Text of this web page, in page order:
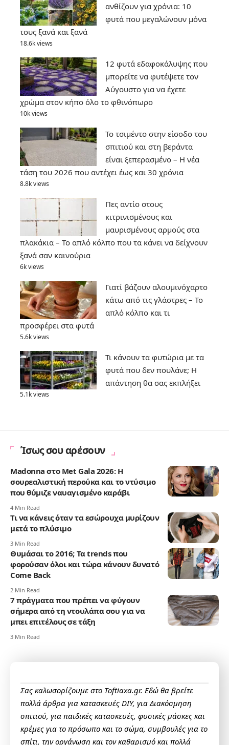
ανθίζουν για χρόνια: 10
φυτά που μεγαλώνουν μόνα
τους ξανά και ξανά
18.6k views
12 φυτά εδαφοκάλυψης που
μπορείτε να φυτέψετε τον
Αύγουστο για να έχετε
χρώμα στον κήπο όλο το φθινόπωρο
10k views
Το τσιμέντο στην είσοδο του
σπιτιού και στη βεράντα
είναι ξεπερασμένο – Η νέα
τάση του 2026 που αντέχει έως και 30 χρόνια
8.8k views
Πες αντίο στους
κιτρινισμένους και
μαυρισμένους αρμούς στα
πλακάκια – Το απλό κόλπο που τα κάνει να δείχνουν
ξανά σαν καινούρια
6k views
Γιατί βάζουν αλουμινόχαρτο
κάτω από τις γλάστρες – Το
απλό κόλπο και τι
προσφέρει στα φυτά
5.6k views
Τι κάνουν τα φυτώρια με τα
φυτά που δεν πουλάνε; Η
απάντηση θα σας εκπλήξει
5.1k views
Ίσως σου αρέσουν
Madonna στο Met Gala 2026: Η
σουρεαλιστική περούκα και το ντύσιμο
που θύμιζε ναυαγισμένο καράβι
4 Min Read
Τι να κάνεις όταν τα εσώρουχα μυρίζουν
μετά το πλύσιμο
3 Min Read
Θυμάσαι το 2016; Τα trends που
φορούσαν όλοι και τώρα κάνουν δυνατό
Come Back
2 Min Read
7 πράγματα που πρέπει να φύγουν
σήμερα από τη ντουλάπα σου για να
μπει επιτέλους σε τάξη
3 Min Read
Σας καλωσορίζουμε στο Toftiaxa.gr. Εδώ θα βρείτε
πολλά άρθρα για κατασκευές DIY, για Διακόσμηση
σπιτιού, για παιδικές κατασκευές, φυσικές μάσκες και
κρέμες για το πρόσωπο και το σώμα, συμβουλές για το
σπίτι, την οργάνωση και τον καθαρισμό και πολλά